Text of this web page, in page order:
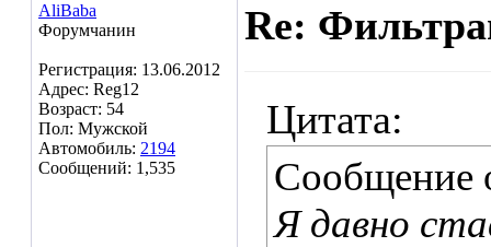
AliBaba
Форумчанин
Регистрация: 13.06.2012
Адрес: Reg12
Возраст: 54
Пол: Мужской
Автомобиль: 2194
Сообщений: 1,535
Re:
Цитата:
Сообщение
Я давно